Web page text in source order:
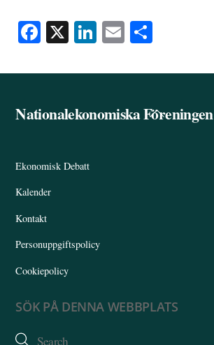
Fa
bo
X Li
ed
E
aila
Back
Nationalekonomiska Föreningen
Ekonomisk Debatt
Kalender
Kontakt
Personuppgiftspolicy
Cookiepolicy
SÖK PÅ DENNA WEBBPLATS